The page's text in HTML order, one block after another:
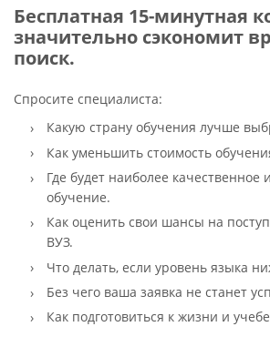
Бесплатная 15-минутная
значительно сэкономит
поиск.
Спросите специалиста:
Какую страну обучения лучше
Как уменьшить стоимость
Где будет наиболее качественное
обучение.
Как оценить свои шансы на
ВУЗ.
Что делать, если уровень языка
Без чего ваша заявка не станет
Как подготовиться к жизни и